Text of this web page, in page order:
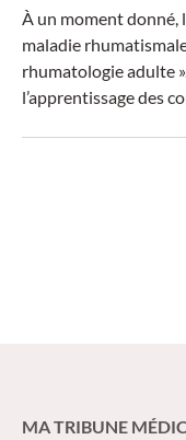
À un moment donné,
maladie
rhumatologie adulte
l’apprentissage des
MA TRIBUNE